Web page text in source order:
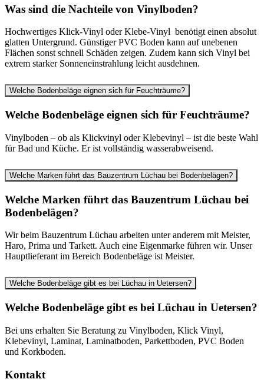
Was sind die Nachteile von Vinylboden?
Hochwertiges Klick-Vinyl oder Klebe-Vinyl benötigt einen absolut
glatten Untergrund. Günstiger PVC Boden kann auf unebenen
Flächen sonst schnell Schäden zeigen. Zudem kann sich Vinyl bei
extrem starker Sonneneinstrahlung leicht ausdehnen.
Welche Bodenbeläge eignen sich für Feuchträume?
Welche Bodenbeläge eignen sich für Feuchträume?
Vinylboden – ob als Klickvinyl oder Klebevinyl – ist die beste Wahl
für Bad und Küche. Er ist vollständig wasserabweisend.
Welche Marken führt das Bauzentrum Lüchau bei Bodenbelägen?
Welche Marken führt das Bauzentrum Lüchau bei
Bodenbelägen?
Wir beim Bauzentrum Lüchau arbeiten unter anderem mit Meister,
Haro, Prima und Tarkett. Auch eine Eigenmarke führen wir. Unser
Hauptlieferant im Bereich Bodenbeläge ist Meister.
Welche Bodenbeläge gibt es bei Lüchau in Uetersen?
Welche Bodenbeläge gibt es bei Lüchau in Uetersen?
Bei uns erhalten Sie Beratung zu Vinylboden, Klick Vinyl,
Klebevinyl, Laminat, Laminatboden, Parkettboden, PVC Boden
und Korkboden.
Kontakt